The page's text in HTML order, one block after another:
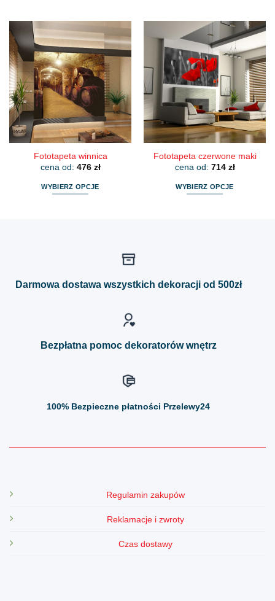
wiele
wariantów.
Opcje
można
wybrać
na
stronie
produktu
ma
wiele
wariantów.
Opcje
można
wybrać
stronie
produktu
Fototapeta winnica
cena od: 476 zł
WYBIERZ OPCJE
Fototapeta czerwone maki
cena od: 714 zł
WYBIERZ OPCJE
można
Darmowa dostawa wszystkich dekoracji od 500zł
Bezpłatna pomoc dekoratorów wnętrz
100% Bezpieczne płatności Przelewy24
Regulamin zakupów
Reklamacje i zwroty
Czas dostawy